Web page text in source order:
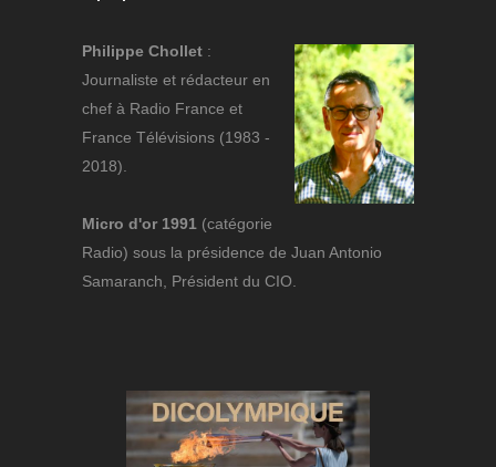
Philippe Chollet :
Journaliste et rédacteur en
chef à Radio France et
France Télévisions (1983 -
2018).
Micro d'or 1991 (catégorie
Radio) sous la présidence de Juan Antonio
Samaranch, Président du CIO.